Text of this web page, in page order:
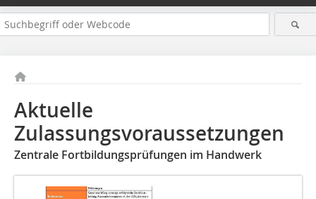
Aktuelle
Zulassungsvoraussetzungen
Zentrale Fortbildungsprüfungen im Handwerk